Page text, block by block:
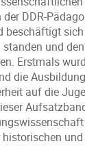
DDR-
beschäftigt
und
Erstmals
die
auf die